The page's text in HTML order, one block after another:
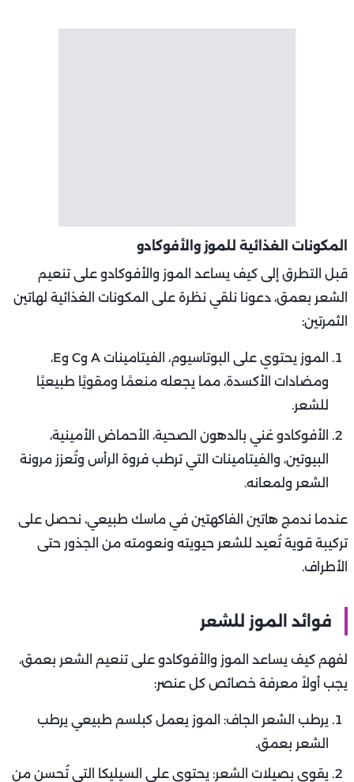
المكونات الغذائية للموز والأفوكادو
قبل التطرق إلى كيف يساعد الموز والأفوكادو على تنعيم
الشعر بعمق، دعونا نلقي نظرة على المكونات الغذائية لهاتين
الثمرتين:
الموز يحتوي على البوتاسيوم، الفيتامينات A وC وE،
ومضادات الأكسدة، مما يجعله منعمًا ومقويًا طبيعيًا
للشعر.
الأفوكادو غني بالدهون الصحية، الأحماض الأمينية،
البيوتين، والفيتامينات التي ترطب فروة الرأس وتُعزز مرونة
الشعر ولمعانه.
عندما ندمج هاتين الفاكهتين في ماسك طبيعي، نحصل على
تركيبة قوية تُعيد للشعر حيويته ونعومته من الجذور حتى
الأطراف.
فوائد الموز للشعر
لفهم كيف يساعد الموز والأفوكادو على تنعيم الشعر بعمق،
يجب أولاً معرفة خصائص كل عنصر:
يرطب الشعر الجاف: الموز يعمل كبلسم طبيعي يرطب
الشعر بعمق.
يقوي بصيلات الشعر: يحتوي على السيليكا التي تُحسن من